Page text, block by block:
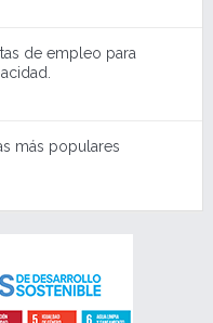
de empleo para
más populares